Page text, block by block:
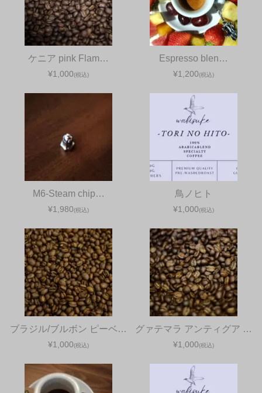
ケニア pink Flam…
¥1,000(税込)
Espresso blen…
¥1,200(税込)
M6-Steam chip…
¥1,980(税込)
鳥ノヒト
¥1,000(税込)
ブラジル/ブルボン ピーベ…
¥1,000(税込)
グァテマラ アンティグア …
¥1,000(税込)